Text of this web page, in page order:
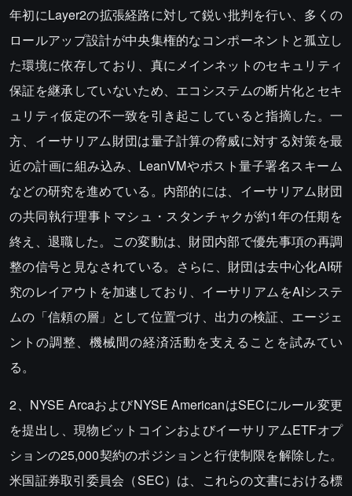
年初にLayer2の拡張経路に対して鋭い批判を行い、多くの
ロールアップ設計が中央集権的なコンポーネントと孤立し
た環境に依存しており、真にメインネットのセキュリティ
保証を継承していないため、エコシステムの断片化とセキ
ュリティ仮定の不一致を引き起こしていると指摘した。一
方、イーサリアム財団は量子計算の脅威に対する対策を最
近の計画に組み込み、LeanVMやポスト量子署名スキーム
などの研究を進めている。内部的には、イーサリアム財団
の共同執行理事トマシュ・スタンチャクが約1年の任期を
終え、退職した。この変動は、財団内部で優先事項の再調
整の信号と見なされている。さらに、財団は去中心化AI研
究のレイアウトを加速しており、イーサリアムをAIシステ
ムの「信頼の層」として位置づけ、出力の検証、エージェ
ントの調整、機械間の経済活動を支えることを試みてい
る。
2、NYSE ArcaおよびNYSE AmericanはSECにルール変更
を提出し、現物ビットコインおよびイーサリアムETFオプ
ションの25,000契約のポジションと行使制限を解除した。
米国証券取引委員会（SEC）は、これらの文書における標